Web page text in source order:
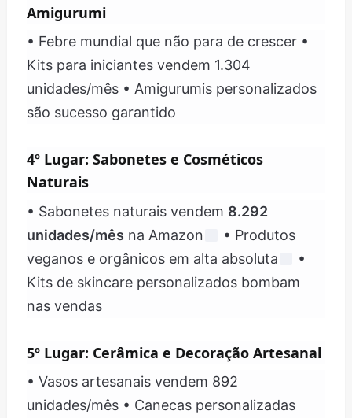
Amigurumi
• Febre mundial que não para de crescer •
Kits para iniciantes vendem 1.304
unidades/mês • Amigurumis personalizados
são sucesso garantido
4º Lugar: Sabonetes e Cosméticos
Naturais
• Sabonetes naturais vendem 8.292
unidades/mês na Amazon
• Produtos
veganos e orgânicos em alta absoluta
•
Kits de skincare personalizados bombam
nas vendas
5º Lugar: Cerâmica e Decoração Artesanal
• Vasos artesanais vendem 892
unidades/mês • Canecas personalizadas